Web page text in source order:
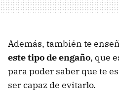
Además, también te
este tipo de engaño, que
para poder saber que te
ser capaz de evitarlo.